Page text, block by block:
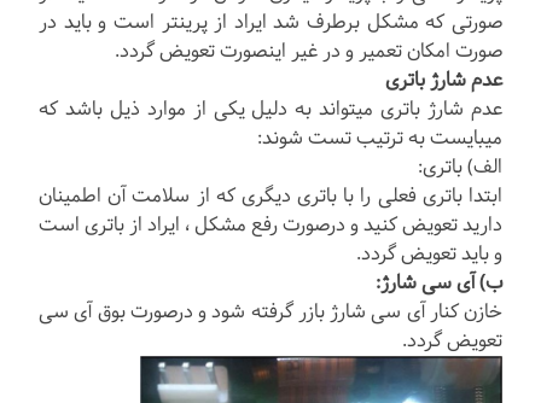
صورتی که مشکل برطرف شد ایراد از پرینتر است و باید در
صورت امکان تعمیر و در غیر اینصورت تعویض گردد.
عدم شارژ باتری
عدم شارژ باتری میتواند به دلیل یکی از موارد ذیل باشد که
میبایست به ترتیب تست شوند:
الف) باتری:
ابتدا باتری فعلی را با باتری دیگری که از سلامت آن اطمینان
دارید تعویض کنید و درصورت رفع مشکل ، ایراد از باتری است
و باید تعویض گردد.
ب) آی سی شارژ:
خازن کنار آی سی شارژ بازر گرفته شود و درصورت بوق آی سی
تعویض گردد.